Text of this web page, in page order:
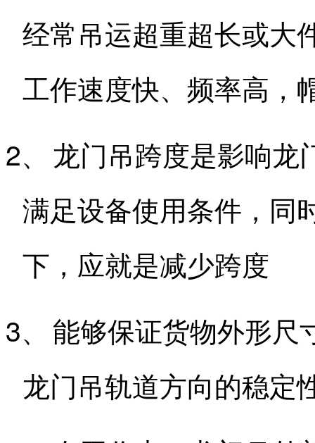
经常吊运超重超长或大
工作速度快、频率高，
2、
龙门吊跨度是影响龙
满足设备使用条件，同
下，应就是减少跨度
3、
能够保证货物外形尺
龙门吊轨道方向的稳定